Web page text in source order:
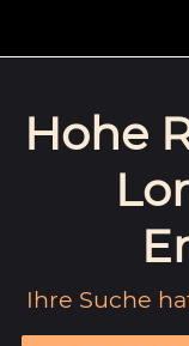
Hohe
Ihre Suche